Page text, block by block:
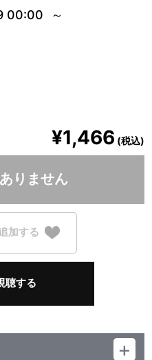
00:00
¥1,466 (税込)
りません
加する
聴する